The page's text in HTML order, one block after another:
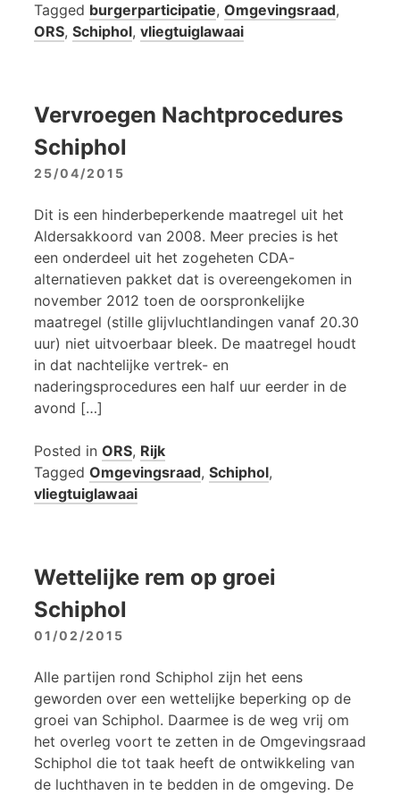
Tagged burgerparticipatie, Omgevingsraad,
ORS, Schiphol, vliegtuiglawaai
Vervroegen Nachtprocedures
Schiphol
25/04/2015
Dit is een hinderbeperkende maatregel uit het
Aldersakkoord van 2008. Meer precies is het
een onderdeel uit het zogeheten CDA-
alternatieven pakket dat is overeengekomen in
november 2012 toen de oorspronkelijke
maatregel (stille glijvluchtlandingen vanaf 20.30
uur) niet uitvoerbaar bleek. De maatregel houdt
in dat nachtelijke vertrek- en
naderingsprocedures een half uur eerder in de
avond […]
Posted in ORS, Rijk
Tagged Omgevingsraad, Schiphol,
vliegtuiglawaai
Wettelijke rem op groei
Schiphol
01/02/2015
Alle partijen rond Schiphol zijn het eens
geworden over een wettelijke beperking op de
groei van Schiphol. Daarmee is de weg vrij om
het overleg voort te zetten in de Omgevingsraad
Schiphol die tot taak heeft de ontwikkeling van
de luchthaven in te bedden in de omgeving. De